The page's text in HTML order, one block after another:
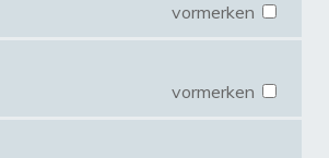
vormerken
vormerken